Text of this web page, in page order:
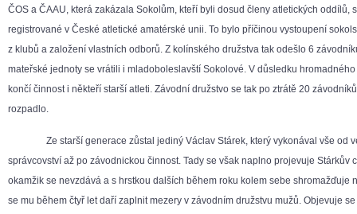
ČOS a ČAAU, která zakázala Sokolům, kteří byli dosud členy atletických oddílů,
registrované v České atletické amatérské unii. To bylo příčinou vystoupení
z klubů a založení vlastních odborů. Z kolínského družstva tak odešlo 6
mateřské jednoty se vrátili i mladoboleslavští Sokolové. V důsledku
končí činnost i někteří starší atleti. Závodní družstvo se tak po ztrátě 20
rozpadlo.
Ze starší generace zůstal jediný Václav Stárek, který vykonával vše od
správcovství až po závodnickou činnost. Tady se však naplno projevuje Stárkův
okamžik se nevzdává a s hrstkou dalších během roku kolem sebe shromažďuje
se mu během čtyř let daří zaplnit mezery v závodním družstvu mužů. Objevuje